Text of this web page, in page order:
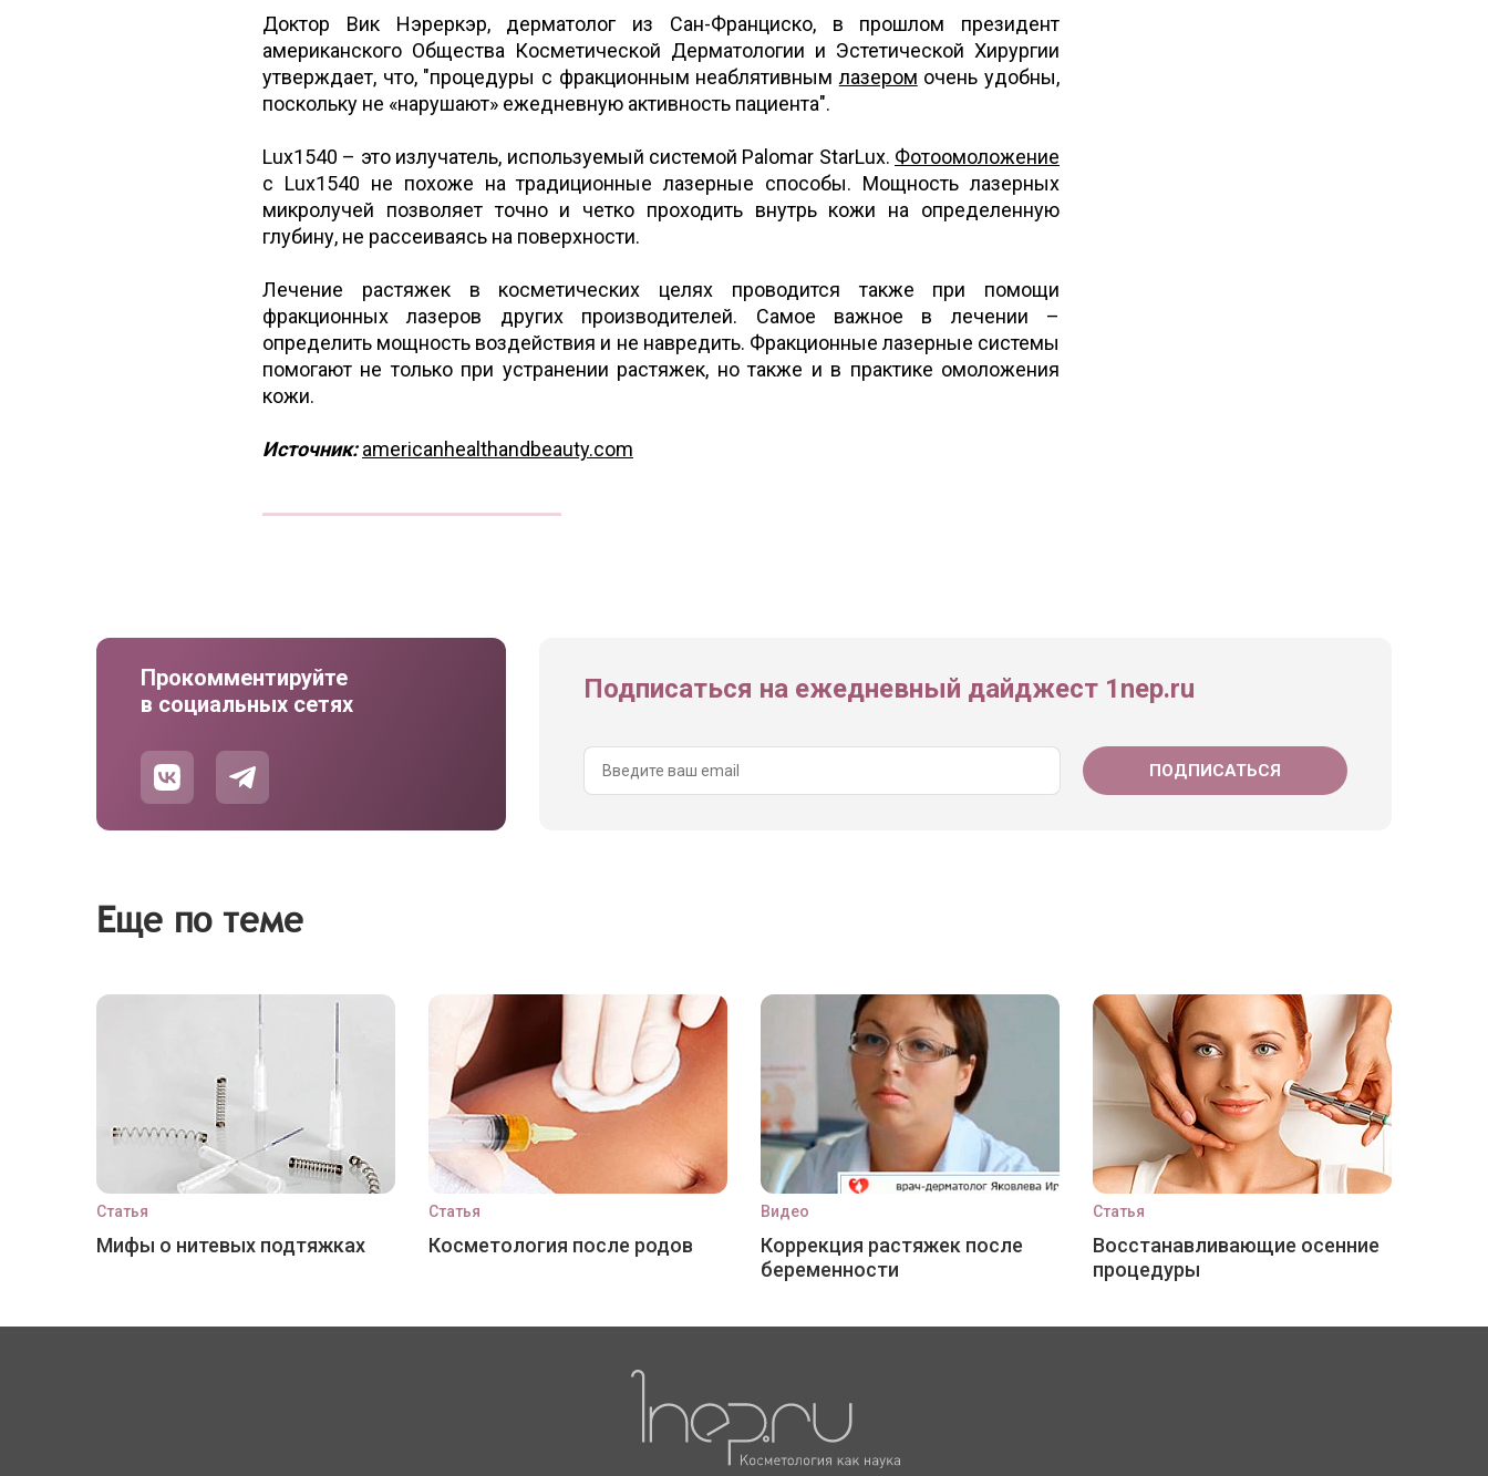
Доктор Вик Нэреркэр, дерматолог из Сан-Франциско, в прошлом президент
американского Общества Косметической Дерматологии и Эстетической Хирургии
утверждает, что, "процедуры с фракционным неаблятивным лазером очень удобны,
поскольку не «нарушают» ежедневную активность пациента".
Lux1540 – это излучатель, используемый системой Palomar StarLux. Фотоомоложение
с Lux1540 не похоже на традиционные лазерные способы. Мощность лазерных
микролучей позволяет точно и четко проходить внутрь кожи на определенную
глубину, не рассеиваясь на поверхности.
Лечение растяжек в косметических целях проводится также при помощи
фракционных лазеров других производителей. Самое важное в лечении –
определить мощность воздействия и не навредить. Фракционные лазерные системы
помогают не только при устранении растяжек, но также и в практике омоложения
кожи.
Источник: americanhealthandbeauty.com
Прокомментируйте
в социальных сетях
Подписаться на ежедневный дайджест 1nep.ru
Еще по теме
Статья
Мифы о нитевых подтяжках
Статья
Косметология после родов
Видео
Коррекция растяжек после
беременности
Статья
Восстанавливающие осенние
процедуры